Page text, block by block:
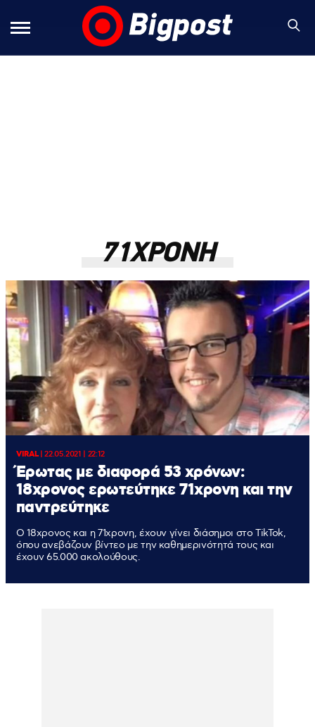
71ΧΡΟΝΗ
VIRAL|22.05.2021 | 22:12
Έρωτας με διαφορά 53 χρόνων:
18χρονος ερωτεύτηκε 71χρονη και την
παντρεύτηκε
Ο 18χρονος και η 71χρονη, έχουν γίνει διάσημοι στο TikTok,
όπου ανεβάζουν βίντεο με την καθημερινότητά τους και
έχουν 65.000 ακολούθους.